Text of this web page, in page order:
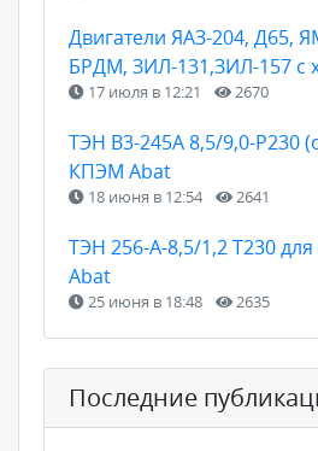
Двигатели ЯАЗ-204, Д65,
БРДМ, ЗИЛ-131,ЗИЛ-157 с
17 июля в 12:21 2670
ТЭН B3-245A 8,5/9,0-P230
КПЭМ Abat
18 июня в 12:54 2641
ТЭН 256-А-8,5/1,2 Т230
Abat
25 июня в 18:48 2635
Последние